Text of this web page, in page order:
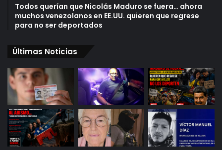
Todos querían que Nicolás Maduro se fuera… ahora
muchos venezolanos en EE.UU. quieren que regrese
para no ser deportados
Últimas Noticias